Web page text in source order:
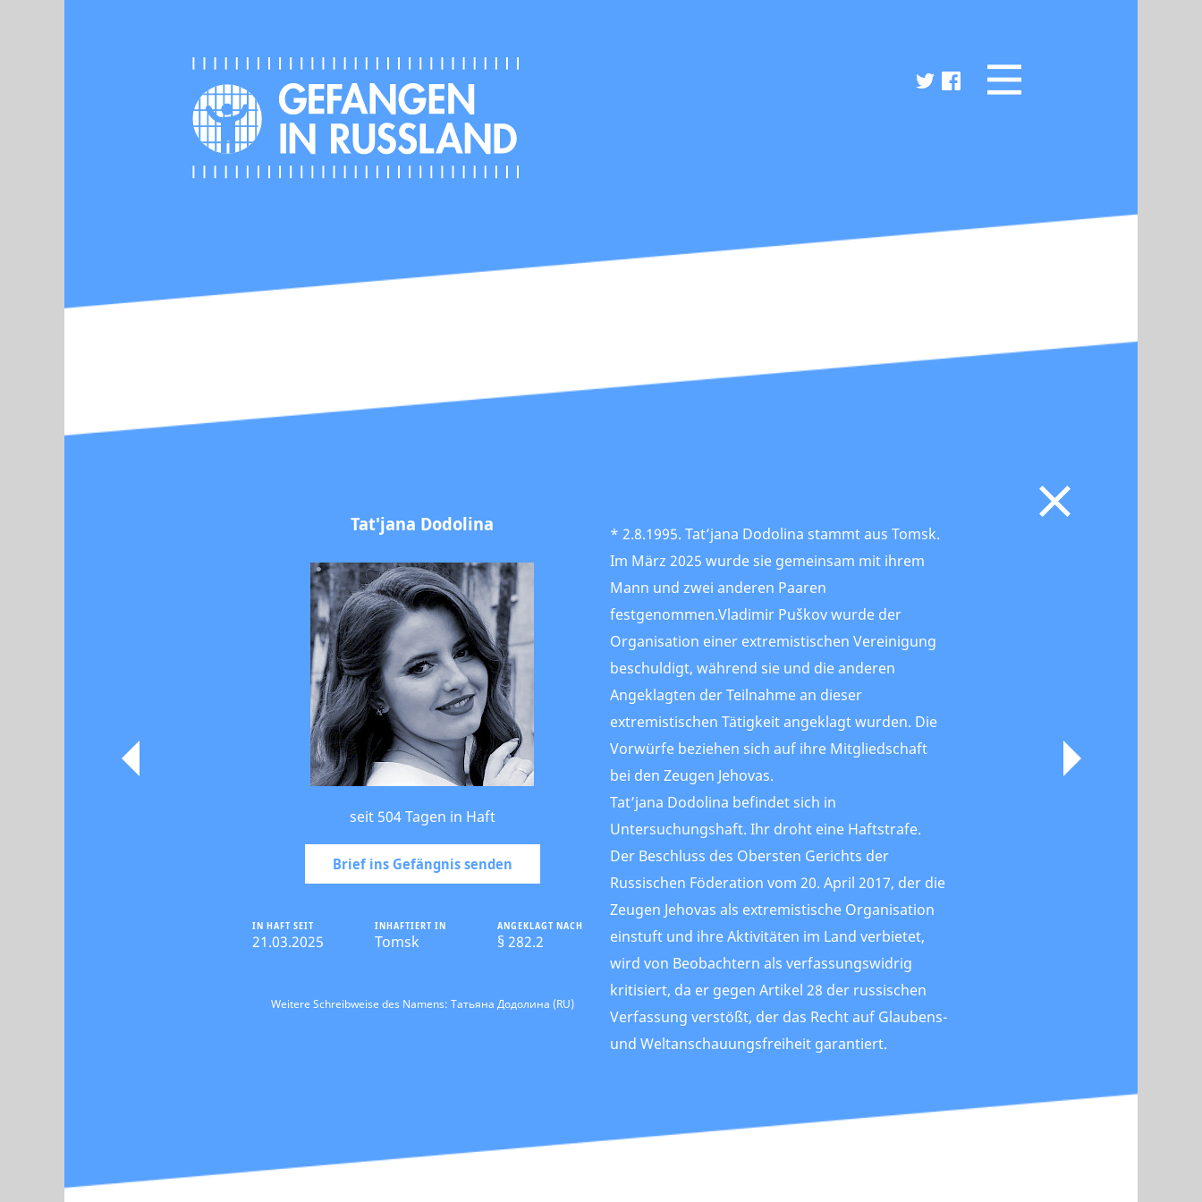
Tat'jana Dodolina
seit 504 Tagen in Haft
Brief ins Gefängnis senden
IN HAFT SEIT
21.03.2025
INHAFTIERT IN
Tomsk
ANGEKLAGT NACH
§ 282.2
Weitere Schreibweise des Namens: Татьяна Додолина (RU)
* 2.8.1995. Tat’jana Dodolina stammt aus Tomsk.
Im März 2025 wurde sie gemeinsam mit ihrem
Mann und zwei anderen Paaren
festgenommen.Vladimir Puškov wurde der
Organisation einer extremistischen Vereinigung
beschuldigt, während sie und die anderen
Angeklagten der Teilnahme an dieser
extremistischen Tätigkeit angeklagt wurden. Die
Vorwürfe beziehen sich auf ihre Mitgliedschaft
bei den Zeugen Jehovas.
Tat’jana Dodolina befindet sich in
Untersuchungshaft. Ihr droht eine Haftstrafe.
Der Beschluss des Obersten Gerichts der
Russischen Föderation vom 20. April 2017, der die
Zeugen Jehovas als extremistische Organisation
einstuft und ihre Aktivitäten im Land verbietet,
wird von Beobachtern als verfassungswidrig
kritisiert, da er gegen Artikel 28 der russischen
Verfassung verstößt, der das Recht auf Glaubens-
und Weltanschauungsfreiheit garantiert.